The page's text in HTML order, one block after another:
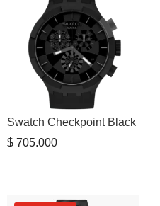
Swatch Checkpoint Black
$705.000